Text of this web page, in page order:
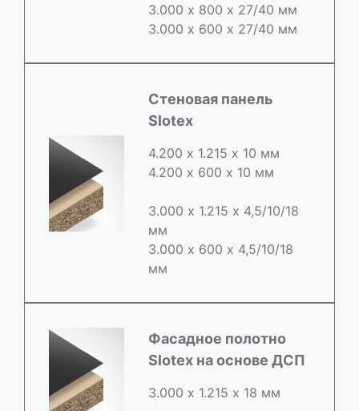
3.000 х 800 х 27/40 мм
3.000 х 600 х 27/40 мм
Стеновая панель
Slotex
4.200 х 1.215 х 10 мм
4.200 х 600 х 10 мм
3.000 х 1.215 х 4,5/10/18
мм
3.000 х 600 х 4,5/10/18
мм
Фасадное полотно
Slotex на основе ДСП
3.000 х 1.215 х 18 мм